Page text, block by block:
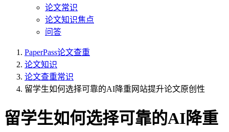
论文常识
论文知识焦点
问答
PaperPass论文查重
论文知识
论文查重常识
留学生如何选择可靠的AI降重网站提升论文原创性
留学生如何选择可靠的AI降重